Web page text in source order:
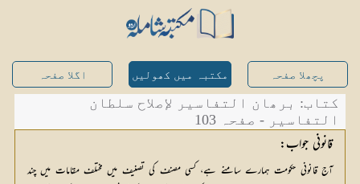
پچھلا صفحہ مکتبہ میں کھولیں اگلا صفحہ
کتاب: برھان التفاسیر لإصلاح سلطان
التفاسیر - صفحہ 103
قانونی جواب:
آج قانونی حکومت ہمارے سامنے ہے، کسی مصنف کی تصنیف میں مختلف مقامات میں چند